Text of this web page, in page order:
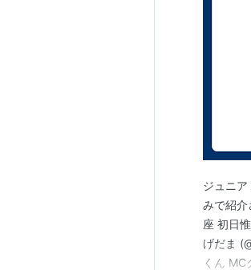
ジュニ
みで紹
座 初日
げだま
くん